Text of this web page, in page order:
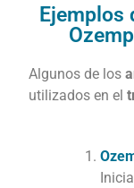
Ejemplos
Algunos de los
utilizados en el